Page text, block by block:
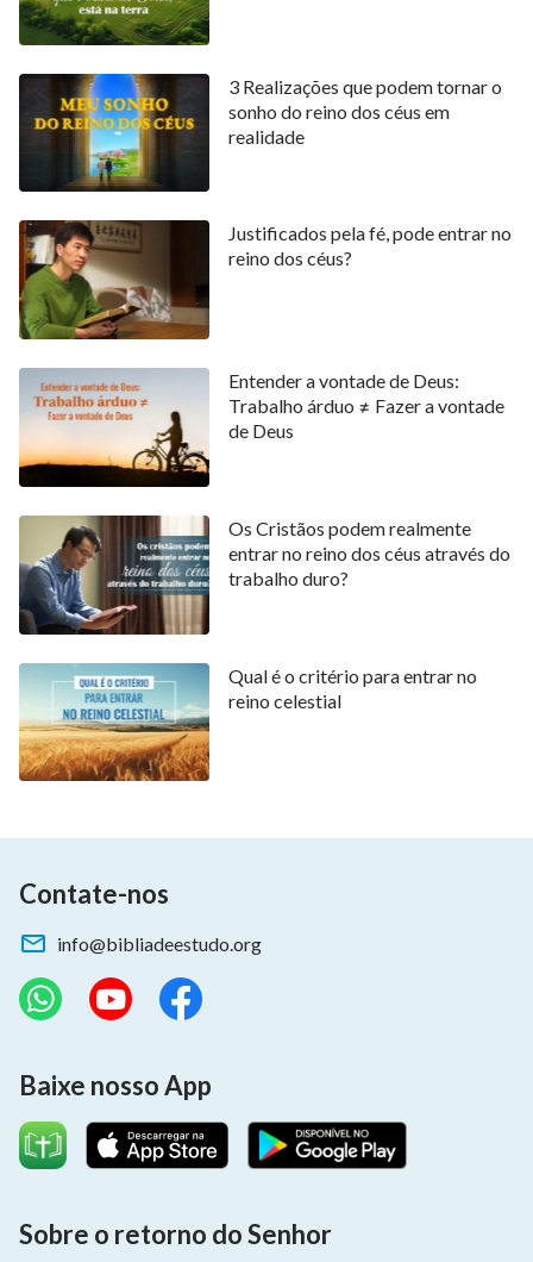
3 Realizações que podem tornar o
sonho do reino dos céus em
realidade
Justificados pela fé, pode entrar no
reino dos céus?
Entender a vontade de Deus:
Trabalho árduo ≠ Fazer a vontade
de Deus
Os Cristãos podem realmente
entrar no reino dos céus através do
trabalho duro?
Qual é o critério para entrar no
reino celestial
Contate-nos
info@bibliadeestudo.org
Baixe nosso App
Sobre o retorno do Senhor